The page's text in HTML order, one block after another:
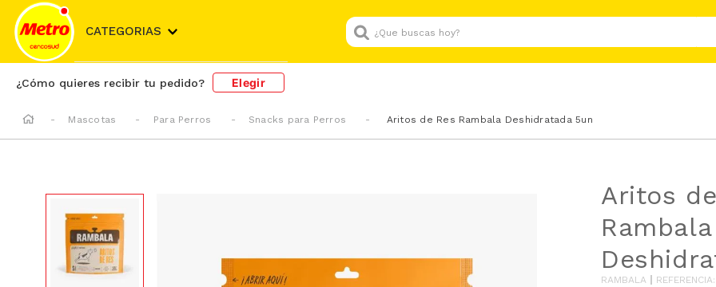
CATEGORIAS
¿Que buscas hoy?
¿Cómo quieres recibir tu pedido? Elegir
Mascotas Para Perros Snacks para Perros Aritos de Res Rambala Deshidratada 5un
Aritos
Rambala
RAMBALA REFERENCIA